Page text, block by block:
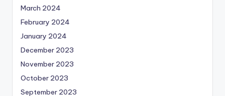
March 2024
February 2024
January 2024
December 2023
November 2023
October 2023
September 2023